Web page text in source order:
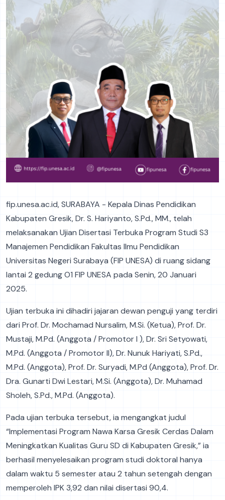
fip.unesa.ac.id, SURABAYA - Kepala Dinas Pendidikan
Kabupaten Gresik, Dr. S. Hariyanto, S.Pd., MM., telah
melaksanakan Ujian Disertasi Terbuka Program Studi S3
Manajemen Pendidikan Fakultas Ilmu Pendidikan
Universitas Negeri Surabaya (FIP UNESA) di ruang sidang
lantai 2 gedung O1 FIP UNESA pada Senin, 20 Januari
2025.
Ujian terbuka ini dihadiri jajaran dewan penguji yang terdiri
dari Prof. Dr. Mochamad Nursalim, M.Si. (Ketua), Prof. Dr.
Mustaji, M.Pd. (Anggota / Promotor I ), Dr. Sri Setyowati,
M.Pd. (Anggota / Promotor II), Dr. Nunuk Hariyati, S.Pd.,
M.Pd. (Anggota), Prof. Dr. Suryadi, M.Pd (Anggota), Prof. Dr.
Dra. Gunarti Dwi Lestari, M.Si. (Anggota), Dr. Muhamad
Sholeh, S.Pd., M.Pd. (Anggota).
Pada ujian terbuka tersebut, ia mengangkat judul
“Implementasi Program Nawa Karsa Gresik Cerdas Dalam
Meningkatkan Kualitas Guru SD di Kabupaten Gresik,” ia
berhasil menyelesaikan program studi doktoral hanya
dalam waktu 5 semester atau 2 tahun setengah dengan
memperoleh IPK 3,92 dan nilai disertasi 90,4.